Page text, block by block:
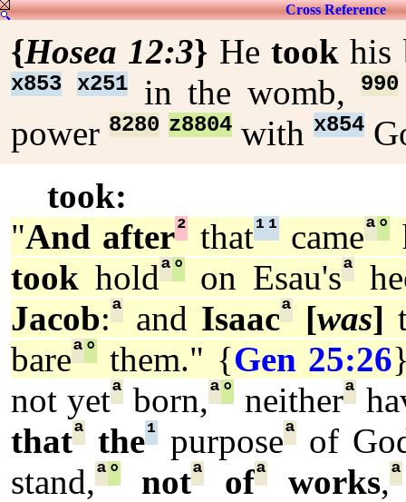
Cross Reference
{Hosea 12:3} Hetook his
x853 x251 in the womb, 990
power 8280 z8804 with x854
took:
"And after² that¹ ¹cameª°
took holdª°on Esau'sª
Jacob:ª and Isaacª [was]
bareª° them." {Gen 25:26
not yetª born,ª° neitherª
thatª the¹ purposeª
of
stand,ª° notªofªworks,ª